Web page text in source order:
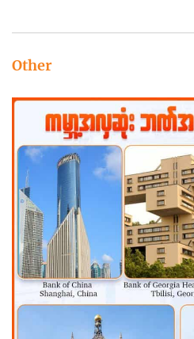
Other